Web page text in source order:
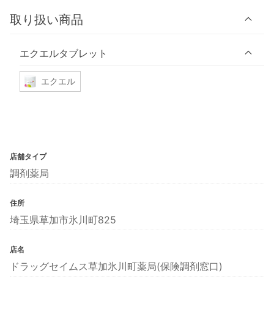
取り扱い商品
エクエルタブレット
エクエル
店舗タイプ
調剤薬局
住所
埼玉県草加市氷川町825
店名
ドラッグセイムス草加氷川町薬局(保険調剤窓口)